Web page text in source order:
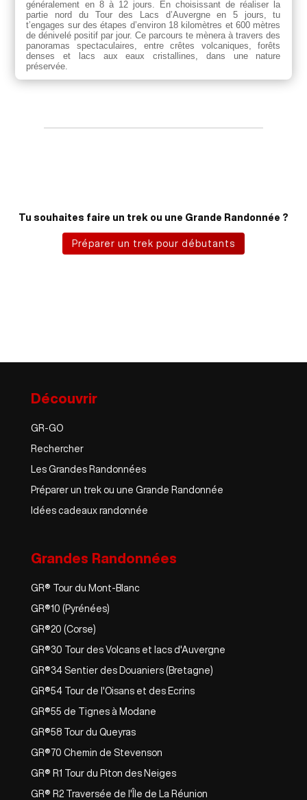
généralement en 8 à 12 jours. En choisissant de réaliser la
partie nord du Tour des Lacs d’Auvergne en 5 jours, tu
t’engages sur des étapes d’environ 18 kilomètres et 600 mètres
de dénivelé positif par jour. Ce parcours te mènera à travers des
panoramas spectaculaires, entre crêtes volcaniques, forêts
denses et lacs aux eaux cristallines, dans une nature
préservée.
Tu souhaites faire un trek ou une Grande Randonnée ?
Préparer un trek pour débutants
Découvrir
GR-GO
Rechercher
Les Grandes Randonnées
Préparer un trek ou une Grande Randonnée
Idées cadeaux randonnée
Grandes Randonnées
GR® Tour du Mont-Blanc
GR®10 (Pyrénées)
GR®20 (Corse)
GR®30 Tour des Volcans et lacs d'Auvergne
GR®34 Sentier des Douaniers (Bretagne)
GR®54 Tour de l'Oisans et des Ecrins
GR®55 de Tignes à Modane
GR®58 Tour du Queyras
GR®70 Chemin de Stevenson
GR® R1 Tour du Piton des Neiges
GR® R2 Traversée de l'Île de La Réunion